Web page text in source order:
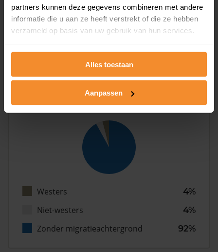
partners kunnen deze gegevens combineren met andere
informatie die u aan ze heeft verstrekt of die ze hebben
verzameld op basis van uw gebruik van hun services.
Alles toestaan
Aanpassen
Eénpersoons
32%
Herkomst
Westers
4%
Niet-westers
4%
Zonder migratieachtergrond
92%